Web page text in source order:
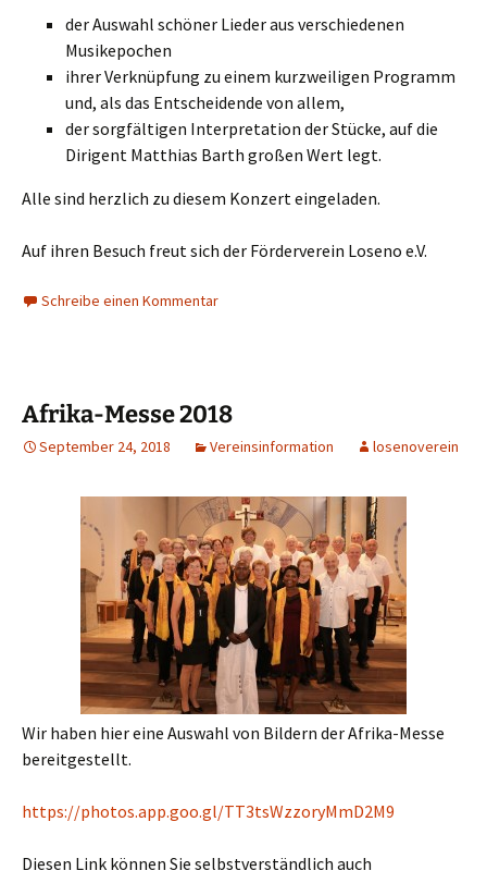
der Auswahl schöner Lieder aus verschiedenen
Musikepochen
ihrer Verknüpfung zu einem kurzweiligen Programm
und, als das Entscheidende von allem,
der sorgfältigen Interpretation der Stücke, auf die
Dirigent Matthias Barth großen Wert legt.
Alle sind herzlich zu diesem Konzert eingeladen.
Auf ihren Besuch freut sich der Förderverein Loseno e.V.
Schreibe einen Kommentar
Afrika-Messe 2018
September 24, 2018 Vereinsinformation losenoverein
Wir haben hier eine Auswahl von Bildern der Afrika-Messe
bereitgestellt.
https://photos.app.goo.gl/TT3tsWzzoryMmD2M9
Diesen Link können Sie selbstverständlich auch